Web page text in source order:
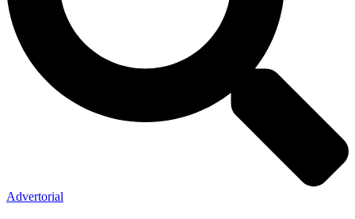
Advertorial